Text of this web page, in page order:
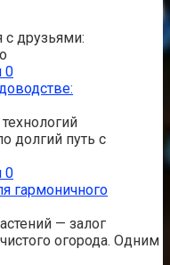
с друзьями:
0
долгий путь с
0
гармоничного
— залог
огорода. Одним